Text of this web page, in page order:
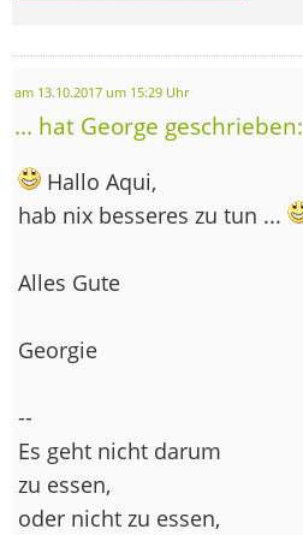
am 13.10.2017 um 15:29 Uhr
... hat George geschrieben:
Hallo Aqui,
hab nix besseres zu tun ...
Alles Gute
Georgie
--
Es geht nicht darum
zu essen,
oder nicht zu essen,